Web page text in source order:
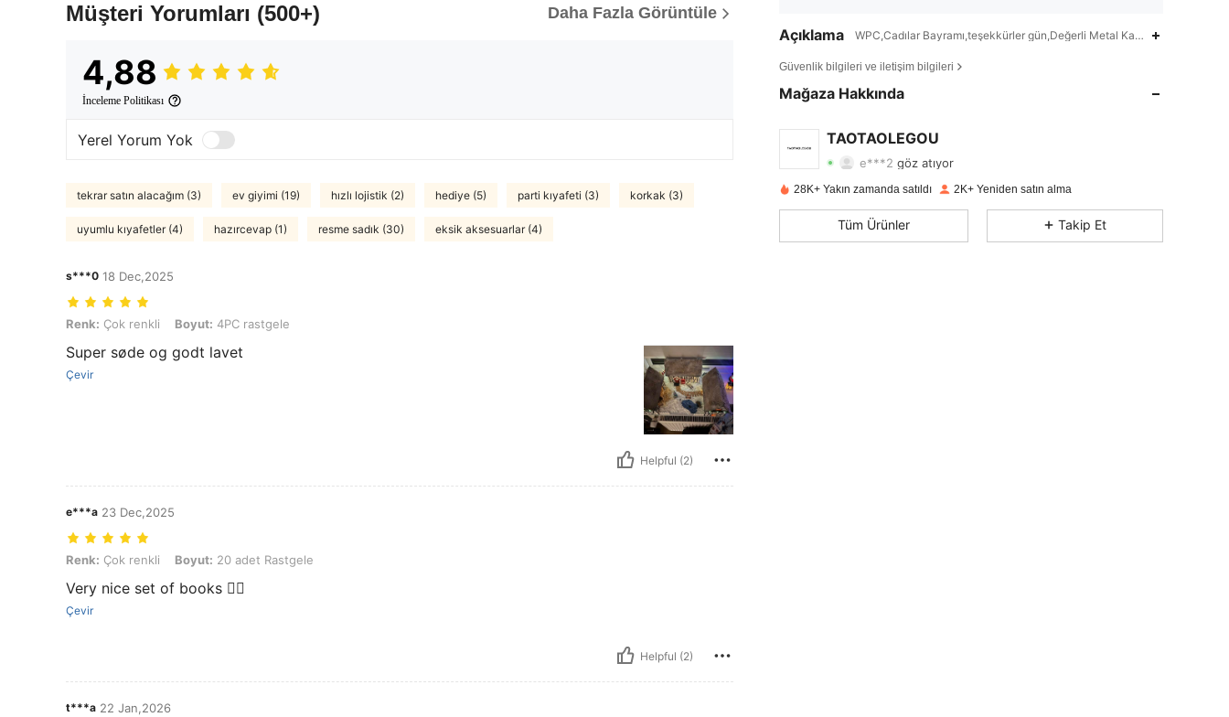
Müşteri Yorumları (500+) Daha Fazla Görüntüle
4,88
İnceleme Politikası
Yerel Yorum Yok
tekrar satın alacağım (3) ev giyimi (19) hızlı lojistik (2) hediye (5) parti kıyafeti (3) korkak (3)
uyumlu kıyafetler (4) hazırcevap (1) resme sadık (30) eksik aksesuarlar (4)
s***0 18 Dec,2025
Renk: Çok renkli, Boyut: 4PC rastgele
Renk: Çok renkli Boyut: 4PC rastgele
Super søde og godt lavet
Çevir
Helpful (2)
e***a 23 Dec,2025
Renk: Çok renkli, Boyut: 20 adet Rastgele
Renk: Çok renkli Boyut: 20 adet Rastgele
Very nice set of books 👍🏻
Çevir
Helpful (2)
t***a 22 Jan,2026
Açıklama WPC,Cadılar Bayramı,teşekkürler gün,Değerli Metal Kaplama Yok
Güvenlik bilgileri ve iletişim bilgileri
Mağaza Hakkında
TAOTAOLEGOU
4,73 127 836
4,73
e***2 göz atıyor
4,73 Derecelendirme
4,73 127 836
28K+ Yakın zamanda satıldı 2K+ Yeniden satın alma
Tüm Ürünler Takip Et